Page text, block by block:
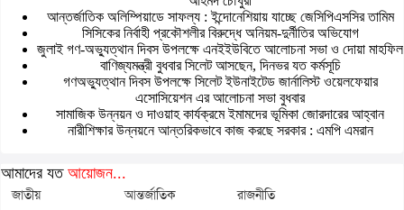
আন্তর্জাতিক অলিম্পিয়াডে সাফল্য : ইন্দোনেশিয়ায় যাচ্ছে জেসিপিএসসির তামিম
সিসিকের নির্বাহী প্রকৌশলীর বিরুদ্ধে অনিয়ম-দুর্নীতির অভিযোগ
জুলাই গণ-অভ্যুত্থান দিবস উপলক্ষে এনইইউবিতে আলোচনা সভা ও দোয়া মাহফিল
বাণিজ্যমন্ত্রী বুধবার সিলেট আসছেন, দিনভর যত কর্মসূচি
গণঅভ্যুত্থান দিবস উপলক্ষে সিলেট ইউনাইটেড জার্নালিস্ট ওয়েলফেয়ার
এসোসিয়েশন এর আলোচনা সভা বুধবার
সামাজিক উন্নয়ন ও দাওয়াহ কার্যক্রমে ইমামদের ভূমিকা জোরদারের আহ্বান
নারীশিক্ষার উন্নয়নে আন্তরিকভাবে কাজ করছে সরকার : এমপি এমরান
আমাদের যত আয়োজন...
জাতীয় আন্তর্জাতিক
রাজনীতি